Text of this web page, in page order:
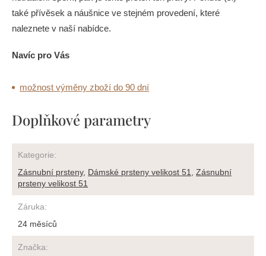
také přívěsek a náušnice ve stejném provedení, které
naleznete v naší nabídce.
Navíc pro Vás
možnost výměny zboží do 90 dní
Doplňkové parametry
Kategorie:
Zásnubní prsteny, Dámské prsteny velikost 51
Zásnubní
prsteny velikost 51
Záruka:
24 měsíců
Značka: